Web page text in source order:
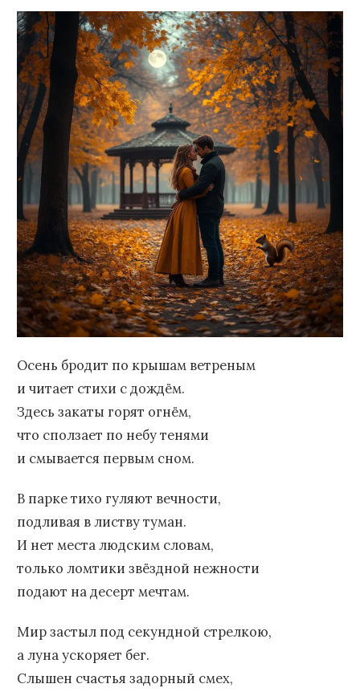
Осень бродит по крышам ветреным
и читает стихи с дождём.
Здесь закаты горят огнём,
что сползает по небу тенями
и смывается первым сном.
В парке тихо гуляют вечности,
подливая в листву туман.
И нет места людским словам,
только ломтики звёздной нежности
подают на десерт мечтам.
Мир застыл под секундной стрелкою,
а луна ускоряет бег.
Слышен счастья задорный смех,